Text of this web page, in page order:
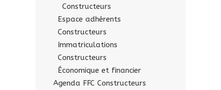
Constructeurs
Espace adhérents
Constructeurs
Immatriculations
Constructeurs
Économique et financier
Agenda FFC Constructeurs